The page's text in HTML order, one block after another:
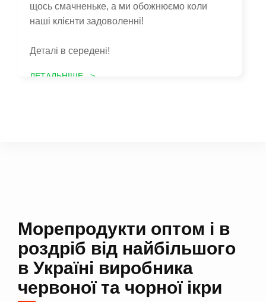
щось смачненьке, а ми обожнюємо коли
наші клієнти задоволенні!
Деталі в середені!
ДЕТАЛЬНІШЕ >
Морепродукти оптом і в
роздріб від найбільшого
в Україні виробника
червоної та чорної ікри